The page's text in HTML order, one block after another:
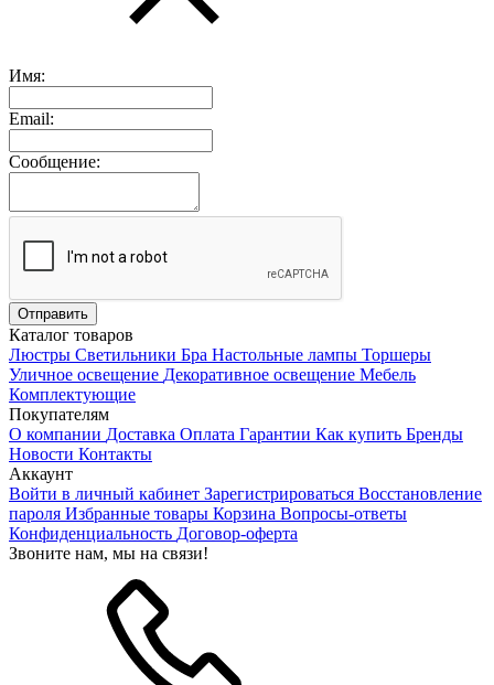
Имя:
Email:
Сообщение:
Каталог товаров
Люстры Светильники Бра Настольные лампы Торшеры
Уличное освещение Декоративное освещение Мебель
Комплектующие
Покупателям
О компании Доставка Оплата Гарантии Как купить Бренды
Новости Контакты
Аккаунт
Войти в личный кабинет Зарегистрироваться Восстановление
пароля Избранные товары Корзина Вопросы-ответы
Конфиденциальность Договор-оферта
Звоните нам, мы на связи!